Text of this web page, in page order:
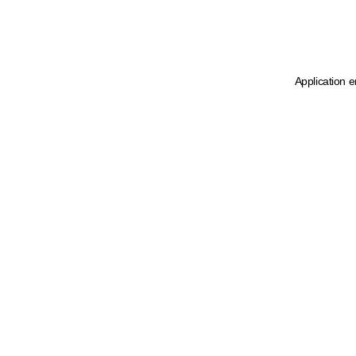
Application